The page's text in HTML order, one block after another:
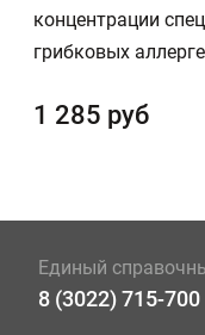
концентрации
грибковых
1 285 руб
Единый
8 (3022) 715-700